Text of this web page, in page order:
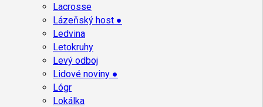
Lacrosse
Lázeňský host ●
Ledvina
Letokruhy
Levý odboj
Lidové noviny ●
Lógr
Lokálka